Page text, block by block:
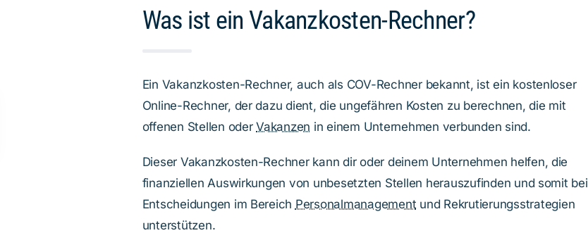
Was ist ein Vakanzkosten-Rechner?
Ein Vakanzkosten-Rechner, auch als COV-Rechner bekannt, ist ein kostenloser
Online-Rechner, der dazu dient, die ungefähren Kosten zu berechnen, die mit
offenen Stellen oderVakanzen in einem Unternehmen verbunden sind.
Dieser Vakanzkosten-Rechner kann dir oder deinem Unternehmen helfen, die
finanziellen Auswirkungen von unbesetzten Stellen herauszufinden und somit bei
Entscheidungen im Bereich Personalmanagementund Rekrutierungsstrategien
unterstützen.